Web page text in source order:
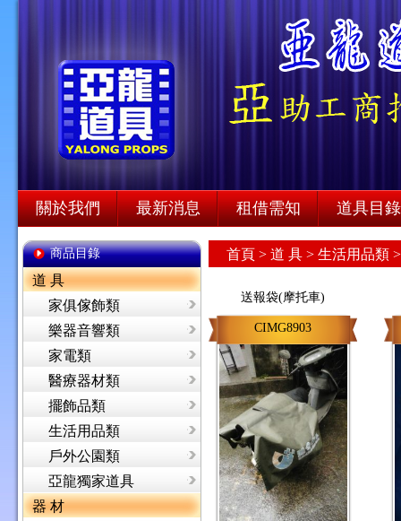
關於我們 最新消息 租借需知 道具目錄
商品目錄
道 具
家俱傢飾類
樂器音響類
家電類
醫療器材類
擺飾品類
生活用品類
戶外公園類
亞龍獨家道具
器 材
首頁 > 道 具 > 生活用品類
送報袋(摩托車)
CIMG8903